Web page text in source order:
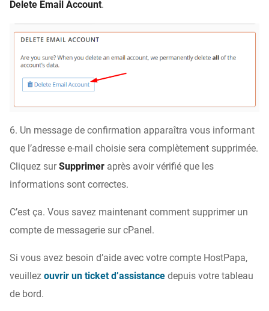
Delete Email Account.
6. Un message de confirmation apparaîtra vous informant
que l’adresse e-mail choisie sera complètement supprimée.
Cliquez surSupprimer après avoir vérifié que les
informations sont correctes.
C’est ça. Vous savez maintenant comment supprimer un
compte de messagerie sur cPanel.
Si vous avez besoin d’aide avec votre compte HostPapa,
veuillez ouvrir un ticket d’assistance depuis votre tableau
de bord.